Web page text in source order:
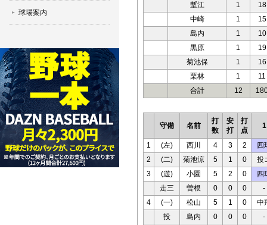
球場案内
塹江
1
18
中崎
1
15
島内
1
10
黒原
1
19
菊池保
1
16
栗林
1
11
合計
12
守備 名前
打
数
安
打
打
点
1
1 (左) 西川 4 3 2
四
2
(二) 菊池涼 5 1 0
投
3
(遊) 小園 5 2 0
四
走三
曽根 0 0 0
-
4
(一) 松山 5 1 0
中
投
島内 0 0 0
-